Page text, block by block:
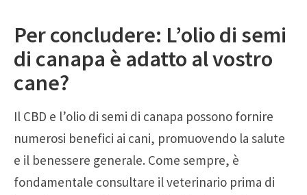
Per concludere: L’olio di semi
di canapa è adatto al vostro
cane?
Il CBD e l’olio di semi di canapa possono fornire
numerosi benefici ai cani, promuovendo la salute
e il benessere generale. Come sempre, è
fondamentale consultare il veterinario prima di